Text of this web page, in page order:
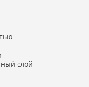
слой